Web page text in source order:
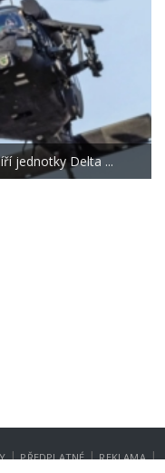
jednotky Delta ...
| PŘEDPLATNÉ | REKLAMA |